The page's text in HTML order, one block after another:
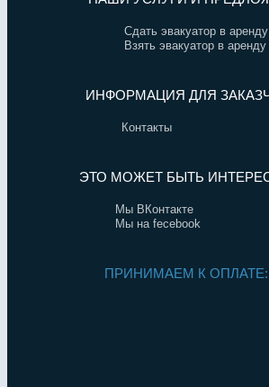
Сдать эвакуатор в аренду
Взять эвакуатор в аренду
ИНФОРМАЦИЯ ДЛЯ
Контакты
ЭТО МОЖЕТ БЫТЬ
Мы ВКонтакте
Мы на fecebook
ПРИНИМАЕМ К ОПЛАТЕ: